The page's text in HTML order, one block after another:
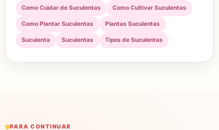
Como Cuidar de Suculentas Como Cultivar Suculentas
Como Plantar Suculentas Plantas Suculentas
Suculenta Suculentas Tipos de Suculentas
PARA CONTINUAR